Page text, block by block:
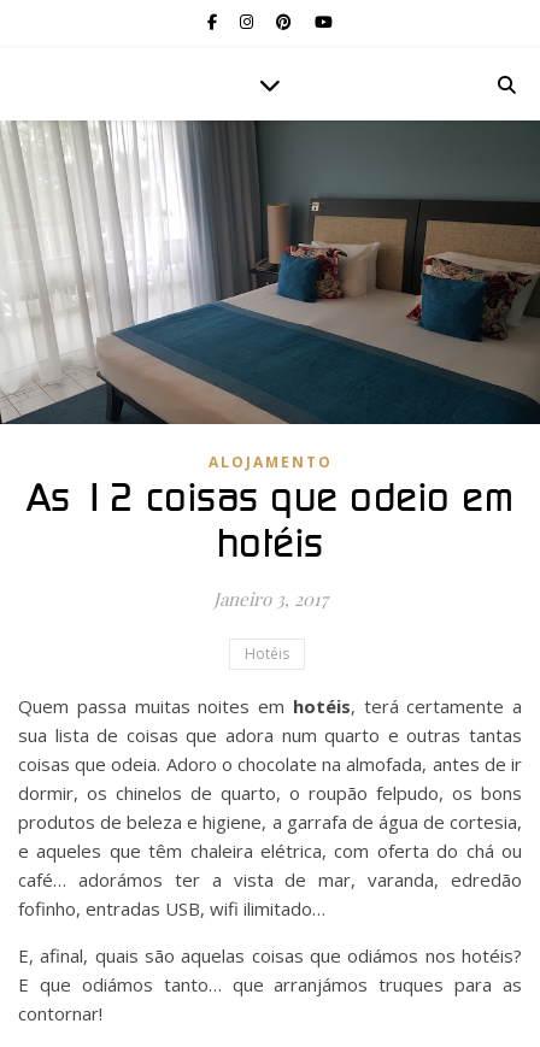
ALOJAMENTO
As 12 coisas que odeio em
hotéis
Janeiro 3, 2017
Hotéis
Quem passa muitas noites em hotéis, terá certamente a
sua lista de coisas que adora num quarto e outras tantas
coisas que odeia. Adoro o chocolate na almofada, antes de ir
dormir, os chinelos de quarto, o roupão felpudo, os bons
produtos de beleza e higiene, a garrafa de água de cortesia,
e aqueles que têm chaleira elétrica, com oferta do chá ou
café… adorámos ter a vista de mar, varanda, edredão
fofinho, entradas USB, wifi ilimitado…
E, afinal, quais são aquelas coisas que odiámos nos hotéis?
E que odiámos tanto… que arranjámos truques para as
contornar!